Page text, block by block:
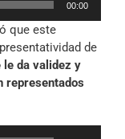
00:00
que este
de
le da validez y
representados